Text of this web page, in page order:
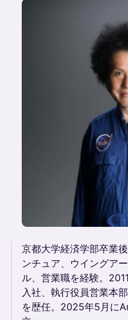
京都大学経済学部卒業
ンチュア、ウイングア
ル、営業職を経験。
入社、執行役員営業本
を歴任。2025年5月に